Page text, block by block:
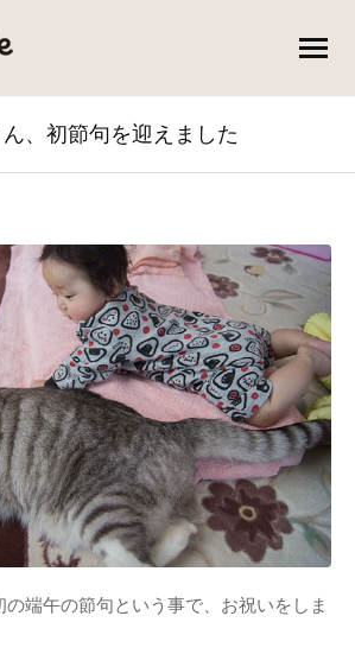
、初節句を迎えました
端午の節句という事で、お祝いをしま